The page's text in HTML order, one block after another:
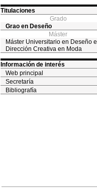
Titulaciones
Grado
Grao en Deseño
Máster
Máster Universitario en Deseño e
Dirección Creativa en Moda
Información de interés
Web principal
Secretaría
Bibliografía